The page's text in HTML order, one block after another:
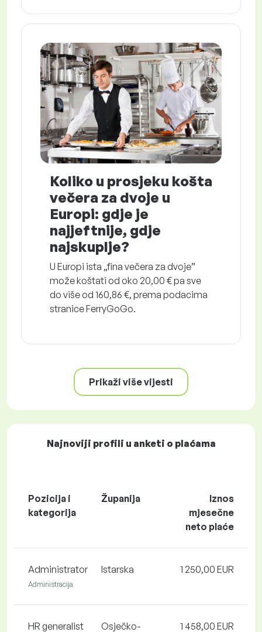
Koliko u prosjeku košta
večera za dvoje u
Europi: gdje je
najjeftnije, gdje
najskuplje?
U Europi ista „fina večera za dvoje”
može koštati od oko 20,00 € pa sve
do više od 160,86 €, prema podacima
stranice FerryGoGo.
Prikaži više vijesti
Najnoviji profili u anketi o plaćama
Pozicija i
kategorija
Županija
Iznos
mjesečne
neto plaće
Administrator
Administracija
Istarska 1 250,00 EUR
HR generalist
Osječko-
1 458,00 EUR